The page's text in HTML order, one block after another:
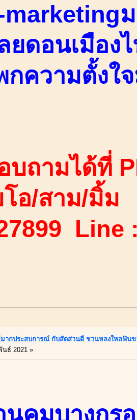
marketing
ยดอนเมือง
กความตั้งใ
บถามได้ที่
อ/สาม/มิ้ม
ากประสบการณ์ กับสัดส่วนดี ชวนหลงใหลฟินข
นธ์ 2021 »
นคมบางกร